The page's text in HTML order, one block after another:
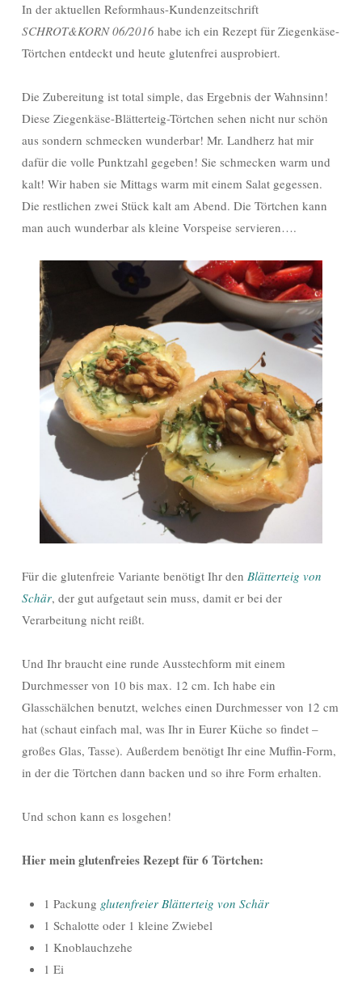
In der aktuellen Reformhaus-Kundenzeitschrift
SCHROT&KORN 06/2016 habe ich ein Rezept für Ziegenkäse-
Törtchen entdeckt und heute glutenfrei ausprobiert.
Die Zubereitung ist total simple, das Ergebnis der Wahnsinn!
Diese Ziegenkäse-Blätterteig-Törtchen sehen nicht nur schön
aus sondern schmecken wunderbar! Mr. Landherz hat mir
dafür die volle Punktzahl gegeben! Sie schmecken warm und
kalt! Wir haben sie Mittags warm mit einem Salat gegessen.
Die restlichen zwei Stück kalt am Abend. Die Törtchen kann
man auch wunderbar als kleine Vorspeise servieren….
Für die glutenfreie Variante benötigt Ihr den Blätterteig von
Schär, der gut aufgetaut sein muss, damit er bei der
Verarbeitung nicht reißt.
Und Ihr braucht eine runde Ausstechform mit einem
Durchmesser von 10 bis max. 12 cm. Ich habe ein
Glasschälchen benutzt, welches einen Durchmesser von 12 cm
hat (schaut einfach mal, was Ihr in Eurer Küche so findet –
großes Glas, Tasse). Außerdem benötigt Ihr eine Muffin-Form,
in der die Törtchen dann backen und so ihre Form erhalten.
Und schon kann es losgehen!
Hier mein glutenfreies Rezept für 6 Törtchen:
1 Packung glutenfreier Blätterteig von Schär
1 Schalotte oder 1 kleine Zwiebel
1 Knoblauchzehe
1 Ei